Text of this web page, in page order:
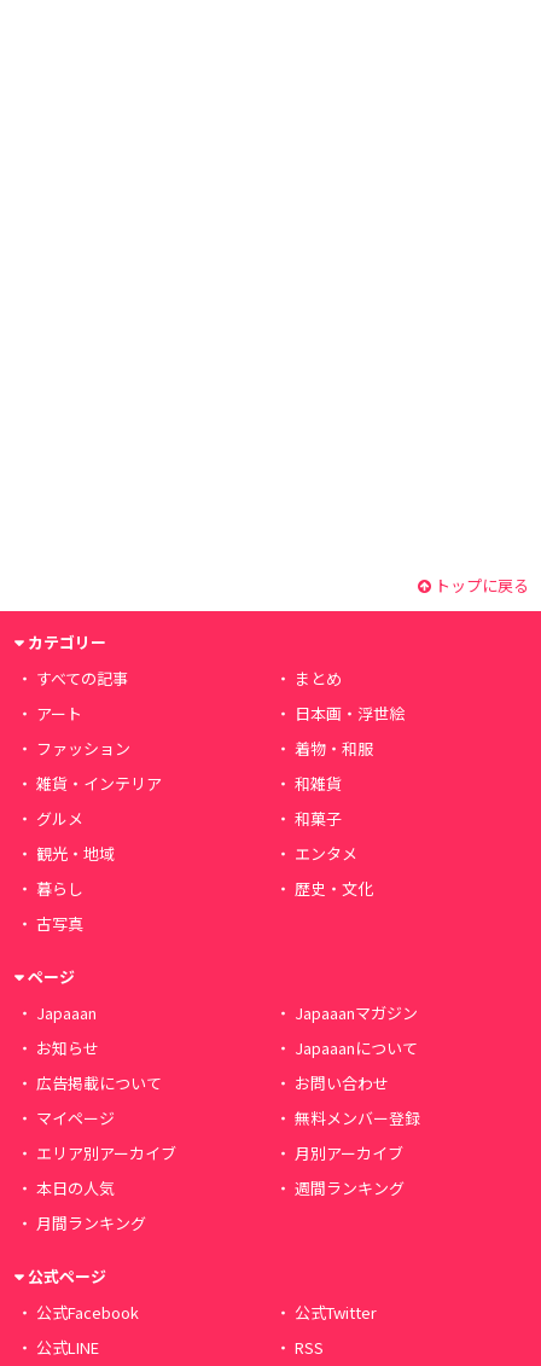
トップに戻る
カテゴリー
すべての記事
まとめ
アート
日本画・浮世絵
ファッション
着物・和服
雑貨・インテリア
和雑貨
グルメ
和菓子
観光・地域
エンタメ
暮らし
歴史・文化
古写真
ページ
Japaaan
Japaaanマガジン
お知らせ
Japaaanについて
広告掲載について
お問い合わせ
マイページ
無料メンバー登録
エリア別アーカイブ
月別アーカイブ
本日の人気
週間ランキング
月間ランキング
公式ページ
公式Facebook
公式Twitter
公式LINE
RSS